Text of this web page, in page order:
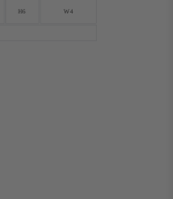
W4
H6